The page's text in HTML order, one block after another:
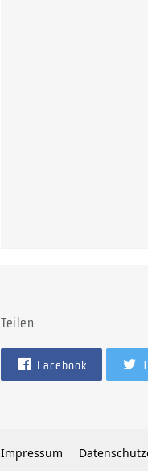
Teilen
Facebook
Impressum